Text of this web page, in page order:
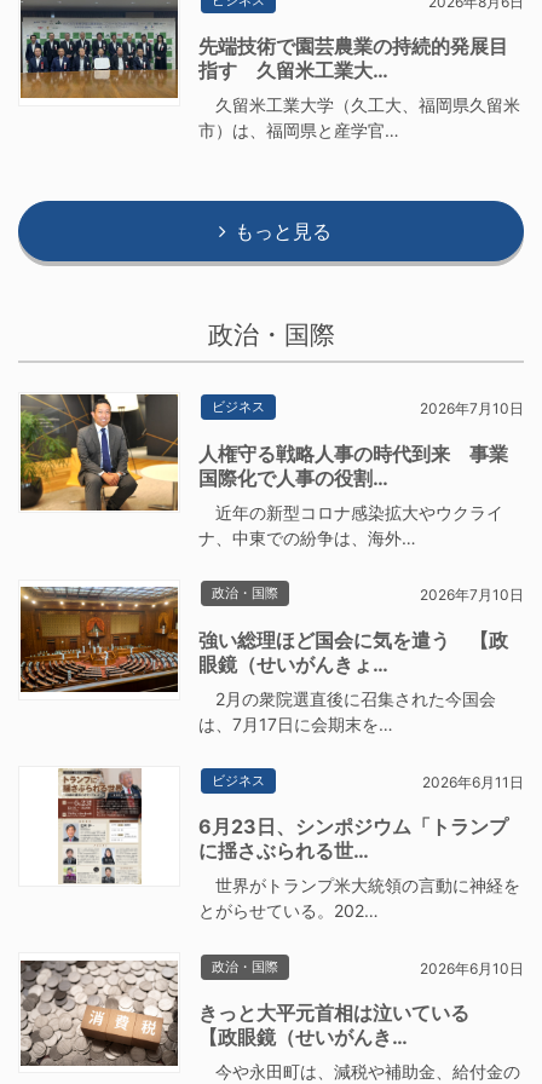
先端技術で園芸農業の持続的発展目
指す 久留米工業大…
久留米工業大学（久工大、福岡県久留米
市）は、福岡県と産学官…
もっと見る
政治・国際
ビジネス 2026年7月10日
人権守る戦略人事の時代到来 事業
国際化で人事の役割…
近年の新型コロナ感染拡大やウクライ
ナ、中東での紛争は、海外…
政治・国際 2026年7月10日
強い総理ほど国会に気を遣う 【政
眼鏡（せいがんきょ…
2月の衆院選直後に召集された今国会
は、7月17日に会期末を…
ビジネス 2026年6月11日
6月23日、シンポジウム「トランプ
に揺さぶられる世…
世界がトランプ米大統領の言動に神経を
とがらせている。202…
政治・国際 2026年6月10日
きっと大平元首相は泣いている
【政眼鏡（せいがんき…
今や永田町は、減税や補助金、給付金の